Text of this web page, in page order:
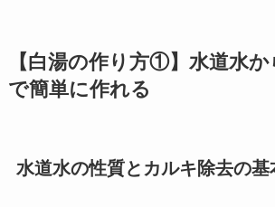
【白湯の作り方①】水道水
で簡単に作れる
水道水の性質とカルキ除去の基